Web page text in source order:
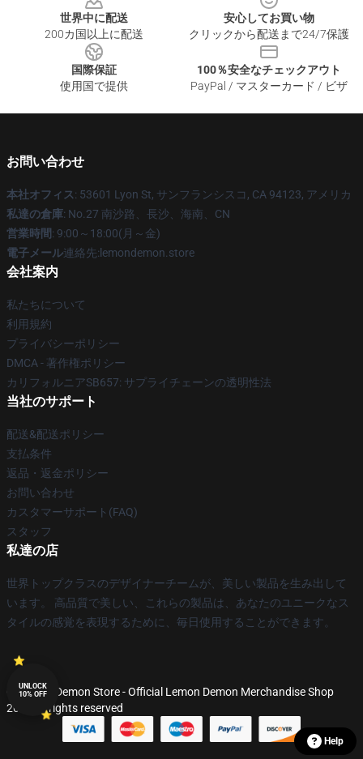
世界中に配送
200カ国以上に配送
安心してお買い物
クリックから配送まで24/7保護
国際保証
使用国で提供
100％安全なチェックアウト
PayPal / マスターカード / ビザ
お問い合わせ
本社オフィス: 53601 Lyon St, サンフランシスコ, CA 94123, アメリカ
私達の倉庫: No.27 南沙路、長沙、海南、CN
営業時間: 9:00～18:00(月～金)
電子メール連絡先:lemondemon.store
会社案内
私たちについて
利用規約
プライバシーポリシー
DMCA - 著作権ポリシー
カリフォルニアSB657: サプライチェーンの透明性法
当社のサポート
配送&配送ポリシー
支払条件
返品・返金ポリシー
お問い合わせ
カスタマーサポート(FAQ)
スタッフ
私達の店
世界トップクラスのデザイナーチームが、美しい製品を生み出して
います。 高品質で美しい、これらの製品は、あなたのユニークなス
タイルの感覚を表現するために、毎日使用することができます。
© Lemon Demon Store - Official Lemon Demon Merchandise Shop
2026 all rights reserved
UNLOCK
10% OFF
Help